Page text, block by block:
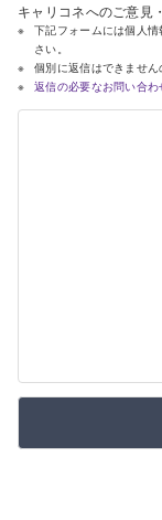
キャリコネへのご意見
下記フォームには個人
さい。
個別に返信はできません
返信の必要なお問い合わ